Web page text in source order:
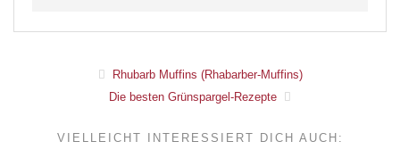
Rhubarb Muffins (Rhabarber-Muffins)
Die besten Grünspargel-Rezepte
VIELLEICHT INTERESSIERT DICH AUCH: